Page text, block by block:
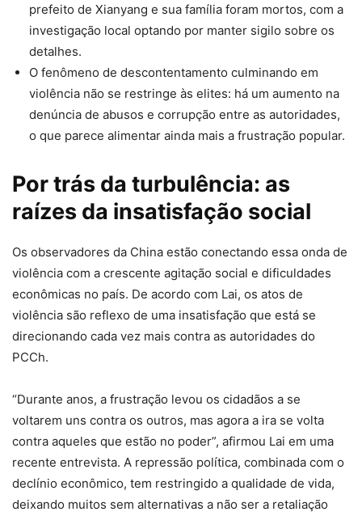
prefeito de Xianyang e sua família foram mortos, com a
investigação local optando por manter sigilo sobre os
detalhes.
O fenômeno de descontentamento culminando em
violência não se restringe às elites: há um aumento na
denúncia de abusos e corrupção entre as autoridades,
o que parece alimentar ainda mais a frustração popular.
Por trás da turbulência: as
raízes da insatisfação social
Os observadores da China estão conectando essa onda de
violência com a crescente agitação social e dificuldades
econômicas no país. De acordo com Lai, os atos de
violência são reflexo de uma insatisfação que está se
direcionando cada vez mais contra as autoridades do
PCCh.
“Durante anos, a frustração levou os cidadãos a se
voltarem uns contra os outros, mas agora a ira se volta
contra aqueles que estão no poder”, afirmou Lai em uma
recente entrevista. A repressão política, combinada com o
declínio econômico, tem restringido a qualidade de vida,
deixando muitos sem alternativas a não ser a retaliação